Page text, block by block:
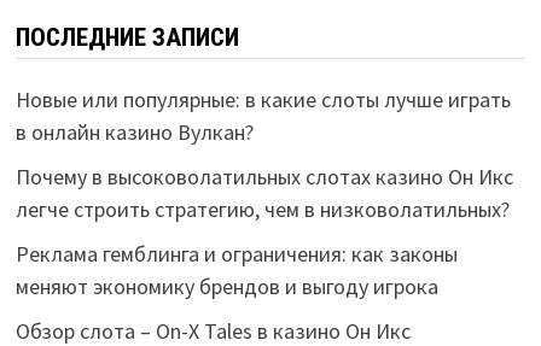
ПОСЛЕДНИЕ ЗАПИСИ
Новые или популярные: в какие слоты лучше играть
в онлайн казино Вулкан?
Почему в высоковолатильных слотах казино Он Икс
легче строить стратегию, чем в низковолатильных?
Реклама гемблинга и ограничения: как законы
меняют экономику брендов и выгоду игрока
Обзор слота – On-X Tales в казино Он Икс